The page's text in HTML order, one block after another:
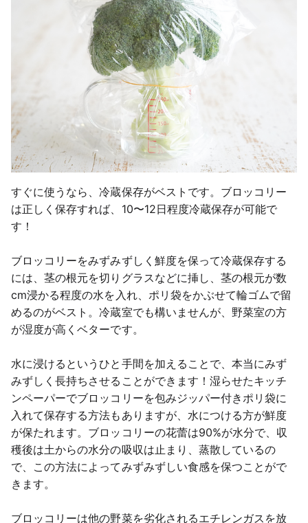
すぐに使うなら、冷蔵保存がベストです。ブロッコリー
は正しく保存すれば、10〜12日程度冷蔵保存が可能で
す！
ブロッコリーをみずみずしく鮮度を保って冷蔵保存する
には、茎の根元を切りグラスなどに挿し、茎の根元が数
cm浸かる程度の水を入れ、ポリ袋をかぶせて輪ゴムで留
めるのがベスト。冷蔵室でも構いませんが、野菜室の方
が湿度が高くベターです。
水に浸けるというひと手間を加えることで、本当にみず
みずしく長持ちさせることができます！湿らせたキッチ
ンペーパーでブロッコリーを包みジッパー付きポリ袋に
入れて保存する方法もありますが、水につける方が鮮度
が保たれます。ブロッコリーの花蕾は90%が水分で、収
穫後は土からの水分の吸収は止まり、蒸散しているの
で、この方法によってみずみずしい食感を保つことがで
きます。
ブロッコリーは他の野菜を劣化されるエチレンガスを放